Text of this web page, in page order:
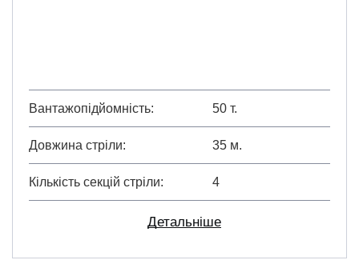
Вантажопідйомність 50 т.
Довжина стріли 35 м.
Кількість секцій стріли 4
Детальніше